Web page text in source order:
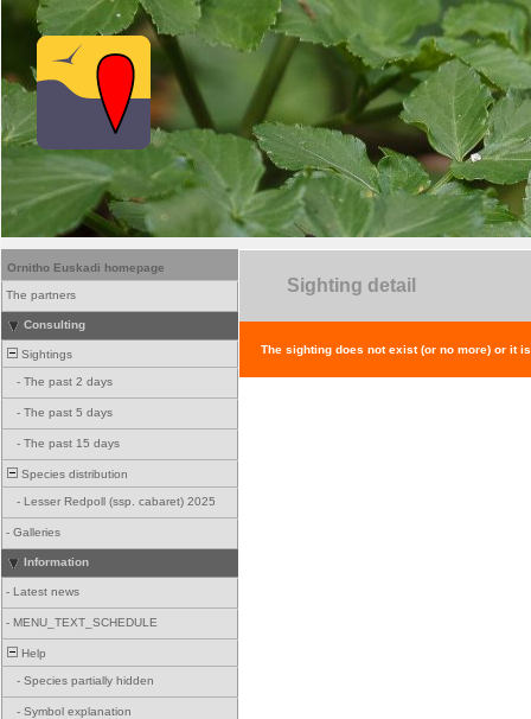
Ornitho Euskadi homepage
The partners
Consulting
Sightings
- The past 2 days
- The past 5 days
- The past 15 days
Species distribution
- Lesser Redpoll (ssp. cabaret) 2025
- Galleries
Information
- Latest news
- MENU_TEXT_SCHEDULE
Help
- Species partially hidden
- Symbol explanation
Sighting detail
The sighting does not exist (or no more) or it